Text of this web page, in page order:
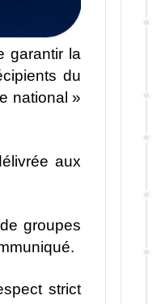
garantir la
du
national »
aux
groupes
strict